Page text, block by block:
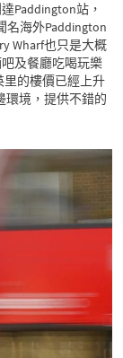
Paddington站，
名海外Paddington
Wharf也只是大概
及餐廳吃喝玩樂
里的樓價已經上升
環境，提供不錯的